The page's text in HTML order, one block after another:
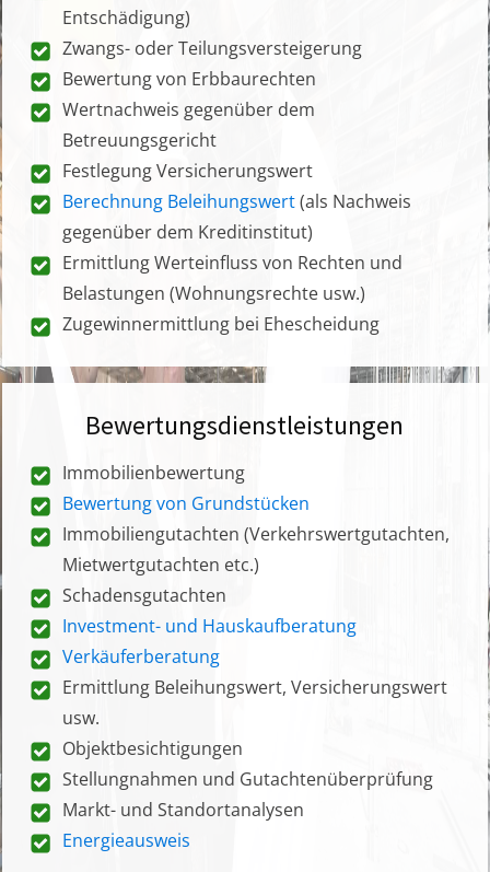
Entschädigung)
Zwangs- oder Teilungsversteigerung
Bewertung von Erbbaurechten
Wertnachweis gegenüber dem
Betreuungsgericht
Festlegung Versicherungswert
Berechnung Beleihungswert(als Nachweis
gegenüber dem Kreditinstitut)
Ermittlung Werteinfluss von Rechten und
Belastungen (Wohnungsrechte usw.)
Zugewinnermittlung bei Ehescheidung
Bewertungsdienstleistungen
Immobilienbewertung
Bewertung von Grundstücken
Immobiliengutachten (Verkehrswertgutachten,
Mietwertgutachten etc.)
Schadensgutachten
Investment- und Hauskaufberatung
Verkäuferberatung
Ermittlung Beleihungswert, Versicherungswert
usw.
Objektbesichtigungen
Stellungnahmen und Gutachtenüberprüfung
Markt- und Standortanalysen
Energieausweis